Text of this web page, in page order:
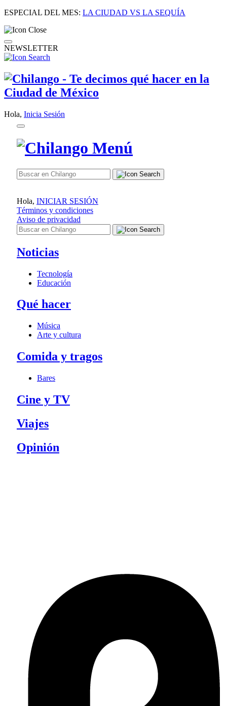
ESPECIAL DEL MES: LA CIUDAD VS LA SEQUÍA
NEWSLETTER
Hola, Inicia Sesión
Hola, INICIAR SESIÓN
Términos y condiciones
Aviso de privacidad
Noticias
Tecnología
Educación
Qué hacer
Música
Arte y cultura
Comida y tragos
Bares
Cine y TV
Viajes
Opinión